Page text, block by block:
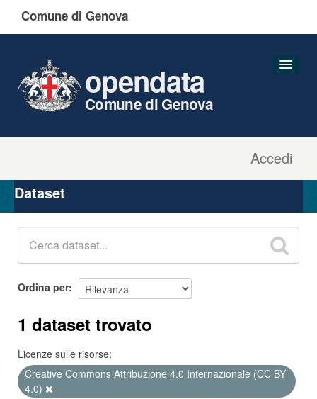
Comune di Genova
Accedi
opendata
Comune di Genova
Organizzazioni
Gruppi
Dataset
Ordina per
1 dataset trovato
Licenze sulle risorse:
Creative Commons Attribuzione 4.0 Internazionale (CC BY
4.0)